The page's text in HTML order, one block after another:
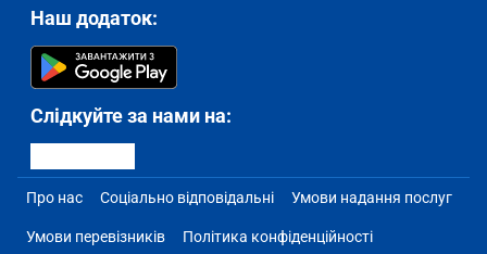
Наш додаток:
Слідкуйте за нами на:
Про нас Соціально відповідальні Умови надання послуг
Умови перевізників Політика конфіденційності